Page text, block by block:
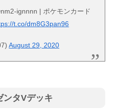
ignnnn | ポケモンカード
t.co/dm8G3pan96
August 29, 2020
ンタVデッキ